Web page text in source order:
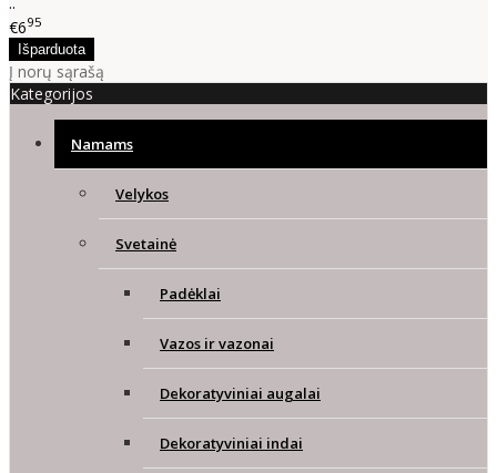
€695
Į norų sąrašą
Kategorijos
Namams
Velykos
Svetainė
Padėklai
Vazos ir vazonai
Dekoratyviniai augalai
Dekoratyviniai indai